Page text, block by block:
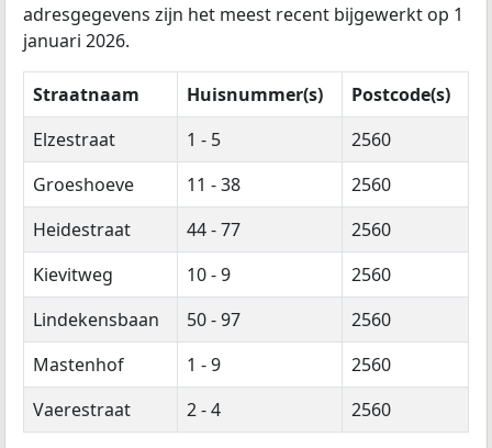
adresgegevens zijn het meest recent bijgewerkt op 1
januari 2026.
Straatnaam Huisnummer(s)
Postcode(s)
Elzestraat
1 - 5
2560
Groeshoeve
11 - 38
2560
Heidestraat
44 - 77
2560
Kievitweg
10 - 9
2560
Lindekensbaan
50 - 97
2560
Mastenhof
1 - 9
2560
Vaerestraat
2 - 4 2560